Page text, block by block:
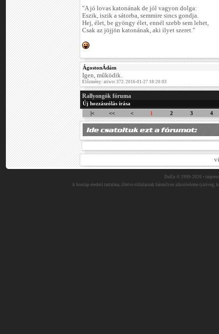
"A jó lovas katonának de jól vagyon dolga:
Eszik, iszik a sátorba, semmire sincs gondja.
Hej, élet, be gyöngy élet, ennél szebb sem lehet,
Csak az jöjjön katonának, aki ilyet szeret."
ÁgostonÁdám
Igen, működik.
Előzmény: atiwrc 372. 2016-01-27 18:20:03
Rallyongók fóruma
Új hozzászólás írása
|<
<< < 1 2 3 4
DuEn © 1999-2026 •
A honlap eredeti tartalma, illetve oldalainak bármilyen alkotóeleme (szöveg,